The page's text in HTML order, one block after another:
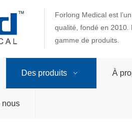
Forlong Medical est
qualité, fondé en 2010.
gamme de produits.
Des produits À
nous